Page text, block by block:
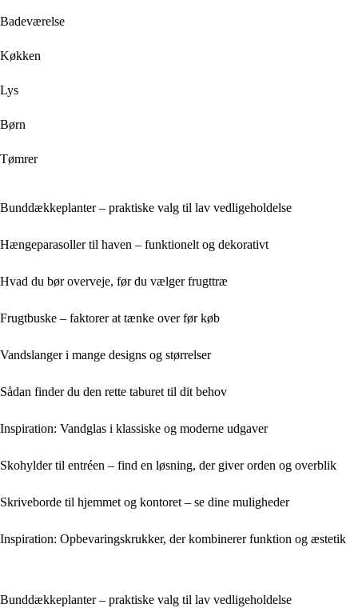
Badeværelse
Køkken
Lys
Børn
Tømrer
Bunddækkeplanter – praktiske valg til lav vedligeholdelse
Hængeparasoller til haven – funktionelt og dekorativt
Hvad du bør overveje, før du vælger frugttræ
Frugtbuske – faktorer at tænke over før køb
Vandslanger i mange designs og størrelser
Sådan finder du den rette taburet til dit behov
Inspiration: Vandglas i klassiske og moderne udgaver
Skohylder til entréen – find en løsning, der giver orden og overblik
Skriveborde til hjemmet og kontoret – se dine muligheder
Inspiration: Opbevaringskrukker, der kombinerer funktion og æstetik
Bunddækkeplanter – praktiske valg til lav vedligeholdelse